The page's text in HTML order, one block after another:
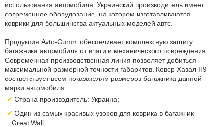
использования автомобиля. Украинский производитель имеет
современное оборудование, на котором изготавливаются
коврики для большинства актуальных моделей авто.
Продукция Avto-Gumm обеспечивает комплексную защиту
багажника автомобиля от влаги и механического повреждения.
Современная производственная линия позволяет добиться
максимальной размерной точности габаритов. Ковер Хавал H9
соответствует всем показателям размеров багажника данной
марки автомобиля.
Страна производитель: Украина;
Один из самых красивых узоров для коврика в багажник
Great Wall;